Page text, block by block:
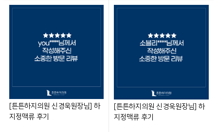
[튼튼하지의원 신경욱원장님] 하
지정맥류 후기
[튼튼하지의원 신경욱원장님] 하
지정맥류 후기